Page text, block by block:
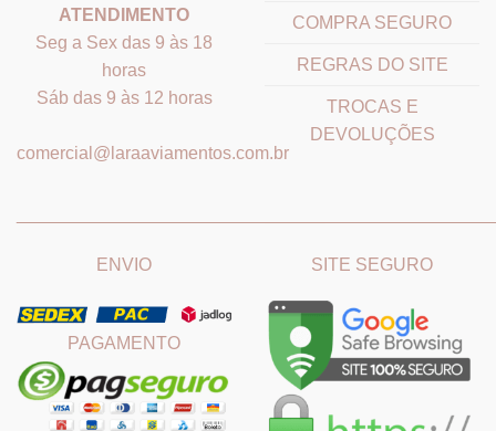
ATENDIMENTO
Seg a Sex das 9 às 18
horas
Sáb das 9 às 12 horas
comercial@laraaviamentos.com.br
COMPRA SEGURO
REGRAS DO SITE
TROCAS E
DEVOLUÇÕES
ENVIO
PAGAMENTO
SITE SEGURO